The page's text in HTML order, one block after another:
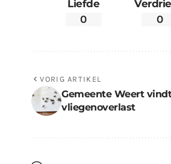
Liefde
0 0
VORIG ARTIKEL
Gemeente Weert
vliegenoverlast